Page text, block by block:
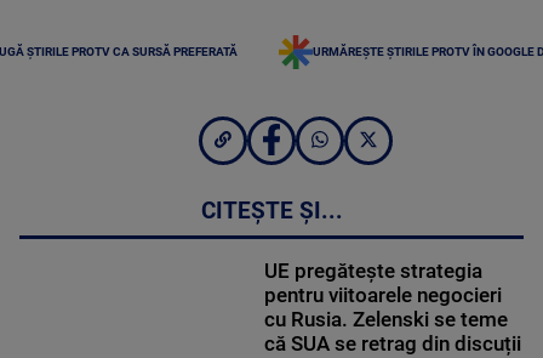
ȘTIRILE PROTV CA SURSĂ PREFERATĂ URMĂREȘTE ȘTIRILE PROTV ÎN GOOGLE
CITEȘTE ȘI...
UE pregătește strategia
pentru viitoarele negocieri
cu Rusia. Zelenski se teme
că SUA se retrag din discuții